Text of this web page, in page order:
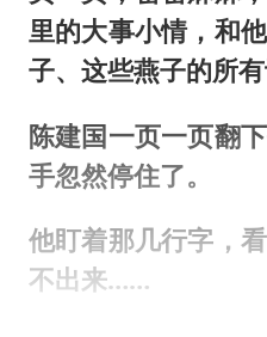
里的大事小情，和
子、这些燕子的所有
陈建国一页一页翻
手忽然停住了。
他盯着那几行字，
不出来……